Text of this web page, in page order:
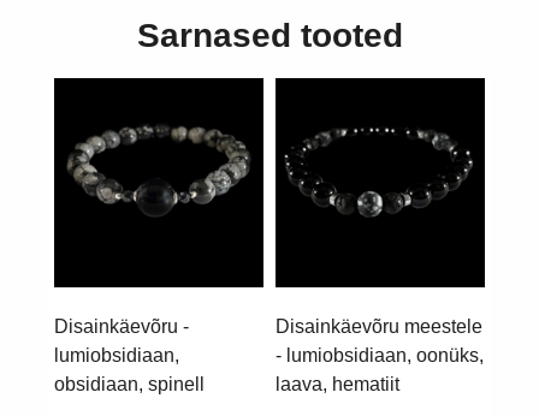
Sarnased tooted
Disainkäevõru -
lumiobsidiaan,
obsidiaan, spinell
Disainkäevõru meestele
- lumiobsidiaan, oonüks,
laava, hematiit